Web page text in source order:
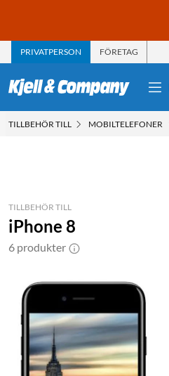
PRIVATPERSON FÖRETAG
TILLBEHÖR TILL MOBILTELEFONER
TILLBEHÖR TILL
iPhone 8
6 produkter